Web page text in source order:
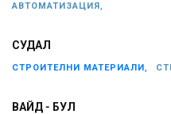
АВТОМАТИЗАЦИЯ,
СУДАЛ
СТРОИТЕЛНИ МАТЕРИАЛИ,
ВАЙД - БУЛ